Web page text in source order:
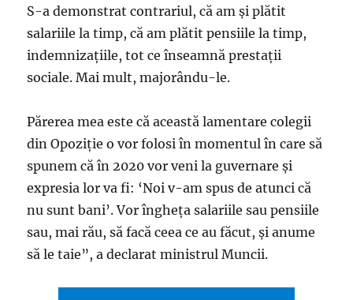
S-a demonstrat contrariul, că am şi plătit
salariile la timp, că am plătit pensiile la timp,
indemnizaţiile, tot ce înseamnă prestaţii
sociale. Mai mult, majorându-le.
Părerea mea este că această lamentare colegii
din Opoziţie o vor folosi în momentul în care să
spunem că în 2020 vor veni la guvernare şi
expresia lor va fi: ‘Noi v-am spus de atunci că
nu sunt bani’. Vor îngheţa salariile sau pensiile
sau, mai rău, să facă ceea ce au făcut, şi anume
să le taie”, a declarat ministrul Muncii.